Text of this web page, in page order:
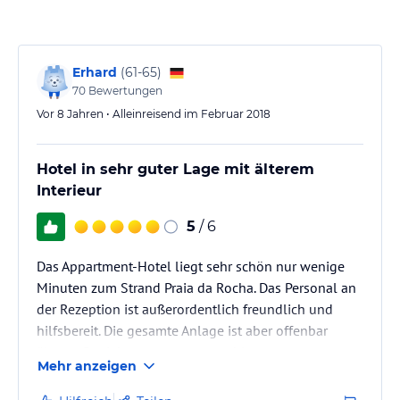
Erhard (61-65)
70 Bewertungen
Vor 8 Jahren • Alleinreisend im Februar 2018
Hotel in sehr guter Lage mit älterem
Interieur
5 / 6
Das Appartment-Hotel liegt sehr schön nur wenige
Minuten zum Strand Praia da Rocha. Das Personal an
der Rezeption ist außerordentlich freundlich und
hilfsbereit. Die gesamte Anlage ist aber offenbar
Erscheinungsbild im Flur als auch in den Zimmern
sieht. Eine Renovierung in absehbarer Zeit wäre
Mehr anzeigen